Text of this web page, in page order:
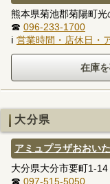
熊本県菊池郡菊陽町
☎ 096-233-1700
ℹ 営業時間・店休日・
大分県
アミュプラザおおい
大分県大分市要町1-
☎ 097-515-5050